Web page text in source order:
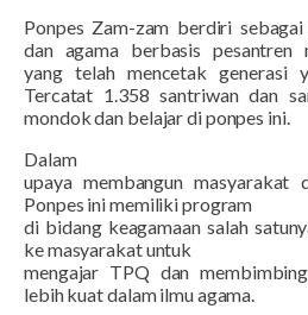
Ponpes Zam-zam berdiri
dan agama berbasis pesantren
yang telah mencetak generasi
Tercatat 1.358 santriwan dan
mondok dan belajar di ponpes ini.
Dalam
upaya membangun
Ponpes ini memiliki program
di bidang keagamaan salah
ke masyarakat untuk
mengajar TPQ dan
lebih kuat dalam ilmu agama.